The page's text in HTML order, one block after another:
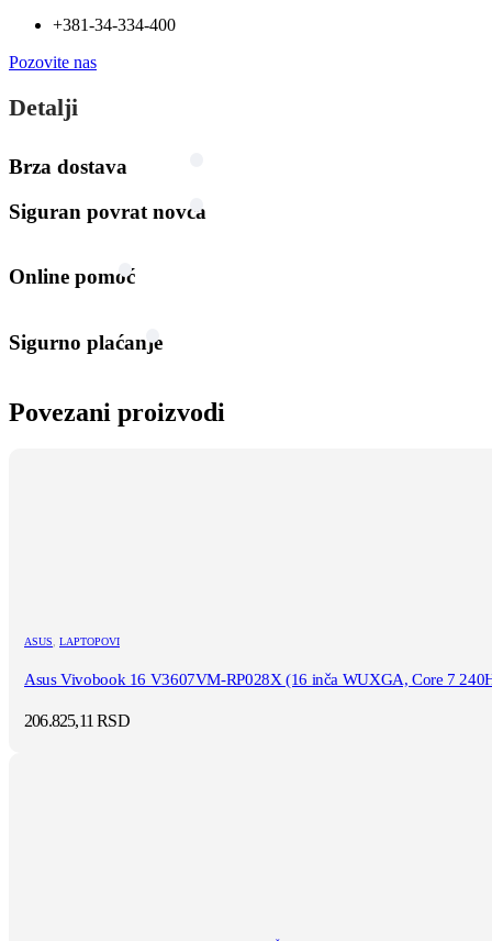
+381-34-334-400
Pozovite nas
Detalji
Brza dostava
Siguran povrat novca
Online pomoć
Sigurno plaćanje
Povezani proizvodi
ASUS, LAPTOPOVI
Asus Vivobook 16 V3607VM-RP028X (16 inča WUXGA, Core 7
206.825,11RSD